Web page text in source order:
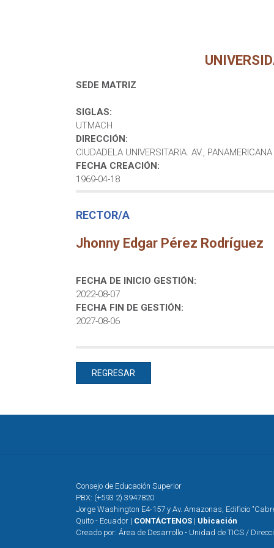
SEDE MATRIZ
SIGLAS:
UTMACH
DIRECCIÓN:
CIUDADELA UNIVERSITARIA. AV.,
FECHA CREACIÓN:
1969-04-18
RECTOR/A
Jhonny Edgar Pérez Rodríguez
FECHA DE INICIO GESTIÓN:
2022-08-07
FECHA FIN DE GESTIÓN:
2027-08-06
REGRESAR
Consejo de Educación Superior
PBX: (+593 2) 3947820
Jorge Washington E4-157 y Av. Amazonas, Edificio
Quito - Ecuador | CONTÁCTENOS | Ubicación
Creado por: Área de Desarrollo - Unidad de TICS /